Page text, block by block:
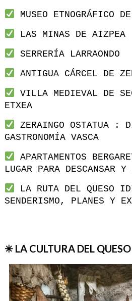
MUSEO ETNOGRÁFICO
LAS MINAS DE AIZPEA
SERRERÍA LARRAONDO
ANTIGUA CÁRCEL DE
VILLA MEDIEVAL DE
ETXEA
ZERAINGO OSTATUA :
GASTRONOMÍA VASCA
APARTAMENTOS
LUGAR PARA DESCANSAR Y
LA RUTA DEL QUESO
SENDERISMO, PLANES Y
✳ LA CULTURA DEL